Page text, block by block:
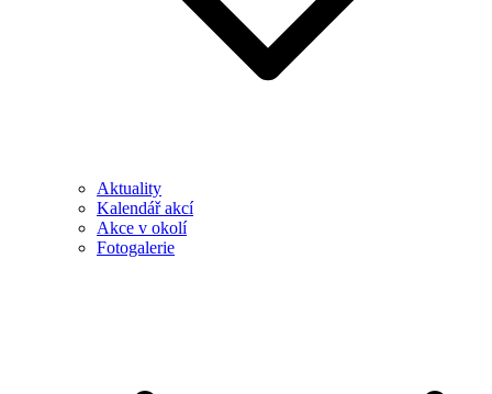
Aktuality
Kalendář akcí
Akce v okolí
Fotogalerie